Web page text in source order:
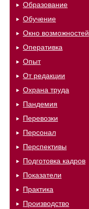
Образование
Обучение
Окно возможностей
Оперативка
Опыт
От редакции
Охрана труда
Пандемия
Перевозки
Персонал
Перспективы
Подготовка кадров
Показатели
Практика
Производство